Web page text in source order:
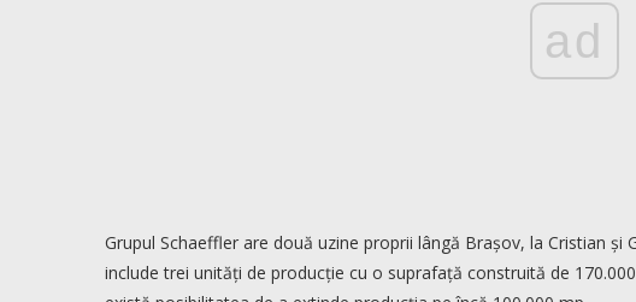
ad
Grupul Schaeffler are două uzine proprii lângă Brașov, la Cristian și
include trei unități de producție cu o suprafață construită de